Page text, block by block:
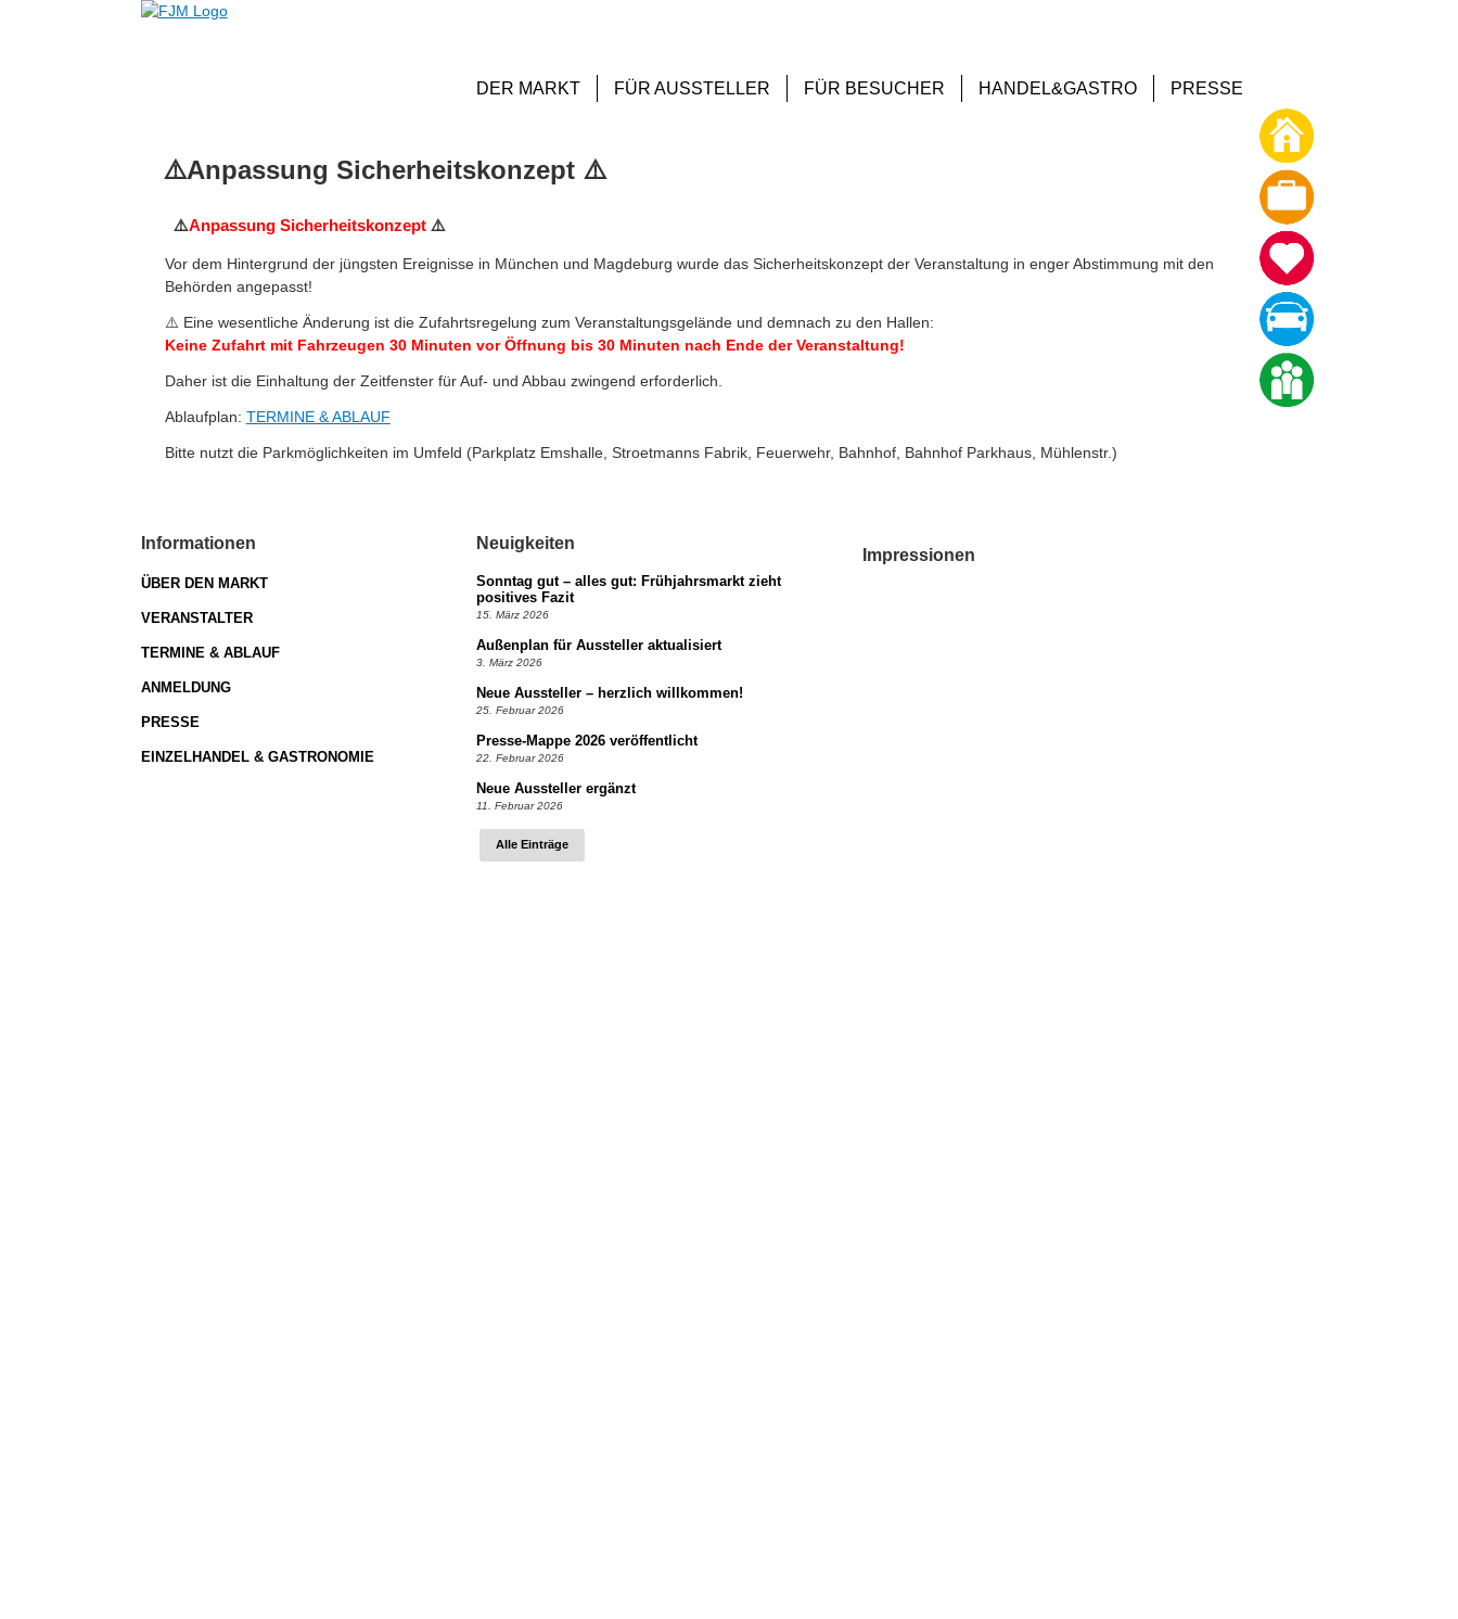
DER MARKT FÜR AUSSTELLER FÜR BESUCHER HANDEL&GASTRO PRESSE
⚠️Anpassung Sicherheitskonzept ⚠️
⚠️Anpassung Sicherheitskonzept⚠️
Vor dem Hintergrund der jüngsten Ereignisse in München und Magdeburg wurde das Sicherheitskonzept der Veranstaltung in enger Abstimmung mit den
Behörden angepasst!
⚠️ Eine wesentliche Änderung ist die Zufahrtsregelung zum Veranstaltungsgelände und demnach zu den Hallen:
Keine Zufahrt mit Fahrzeugen 30 Minuten vor Öffnung bis 30 Minuten nach Ende der Veranstaltung!
Daher ist die Einhaltung der Zeitfenster für Auf- und Abbau zwingend erforderlich.
Ablaufplan: TERMINE & ABLAUF
Bitte nutzt die Parkmöglichkeiten im Umfeld (Parkplatz Emshalle, Stroetmanns Fabrik, Feuerwehr, Bahnhof, Bahnhof Parkhaus, Mühlenstr.)
Informationen
ÜBER DEN MARKT
VERANSTALTER
TERMINE & ABLAUF
ANMELDUNG
PRESSE
EINZELHANDEL & GASTRONOMIE
Neuigkeiten
Sonntag gut – alles gut: Frühjahrsmarkt zieht
positives Fazit
15. März 2026
Außenplan für Aussteller aktualisiert
3. März 2026
Neue Aussteller – herzlich willkommen!
25. Februar 2026
Presse-Mappe 2026 veröffentlicht
22. Februar 2026
Neue Aussteller ergänzt
11. Februar 2026
Alle Einträge
Impressionen